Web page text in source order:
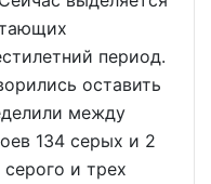
период.
оставить
между
134 серых и 2
и трех